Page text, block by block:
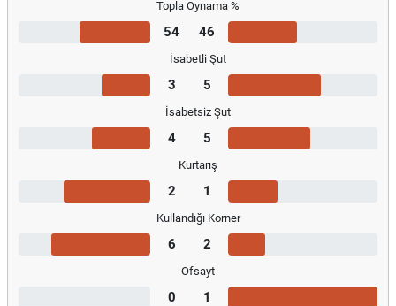
Topla Oynama %
54 46
İsabetli Şut
3 5
İsabetsiz Şut
4 5
Kurtarış
2 1
Kullandığı Korner
6 2
Ofsayt
0 1